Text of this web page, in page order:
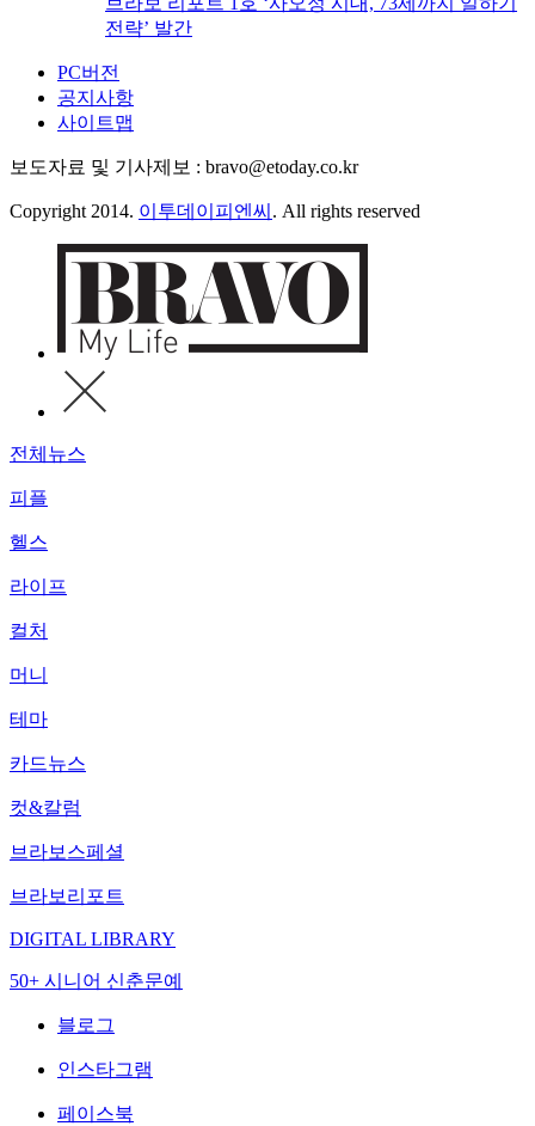
전략’ 발간
PC버전
공지사항
사이트맵
보도자료 및 기사제보 : bravo@etoday.co.kr
Copyright 2014. 이투데이피엔씨 . All rights reserved
전체뉴스
피플
헬스
라이프
컬처
머니
테마
카드뉴스
컷&칼럼
브라보스페셜
브라보리포트
DIGITAL LIBRARY
50+ 시니어 신춘문예
블로그
인스타그램
페이스북